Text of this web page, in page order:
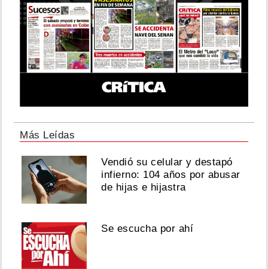
Más Leídas
Vendió su celular y destapó
infierno: 104 años por abusar
de hijas e hijastra
Se escucha por ahí